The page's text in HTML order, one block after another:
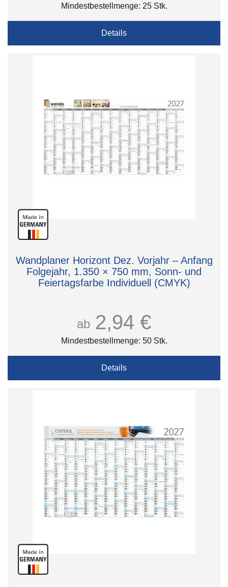
Mindestbestellmenge: 25 Stk.
Details
Wandplaner Horizont Dez. Vorjahr – Anfang
Folgejahr, 1.350 × 750 mm, Sonn- und
Feiertagsfarbe Individuell (CMYK)
ab 2,94 €
Mindestbestellmenge: 50 Stk.
Details